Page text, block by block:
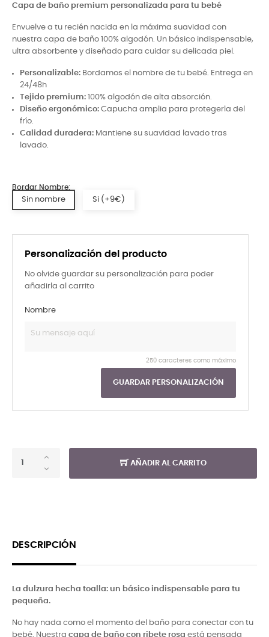
Capa de baño premium personalizada para tu bebé
Envuelve a tu recién nacida en la máxima suavidad con
nuestra capa de baño 100% algodón. Un básico indispensable,
ultra absorbente y diseñado para cuidar su delicada piel.
Personalizable: Bordamos el nombre de tu bebé. Entrega en
24/48h
Tejido premium: 100% algodón de alta absorción.
Diseño ergonómico: Capucha amplia para protegerla del
frío.
Calidad duradera: Mantiene su suavidad lavado tras
lavado.
Personalización del producto
No olvide guardar su personalización para poder
añadirla al carrito
Nombre
250 caracteres como máximo
GUARDAR PERSONALIZACIÓN
Bordar Nombre:
Sin nombre Si (+9€)
AÑADIR AL CARRITO
DESCRIPCIÓN
La dulzura hecha toalla: un básico indispensable para tu
pequeña.
No hay nada como el momento del baño para conectar con tu
bebé. Nuestra capa de baño con ribete rosa está pensada